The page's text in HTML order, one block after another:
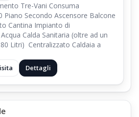
Tre-Vani Consuma
Piano Secondo Ascensore Balcone
Cantina Impianto di
Calda Sanitaria (oltre ad un
Litri) Centralizzato Caldaia a
Dettagli